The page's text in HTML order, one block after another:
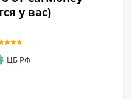
у вас)
ЦБ РФ